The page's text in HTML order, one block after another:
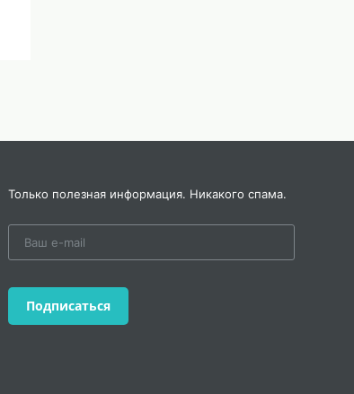
Только полезная информация. Никакого спама.
Подписаться